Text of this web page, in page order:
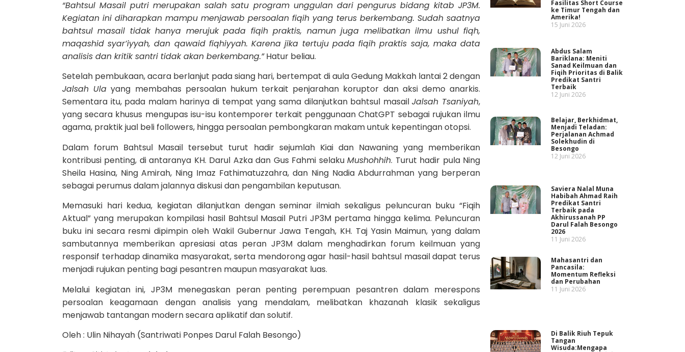
“Bahtsul Masail putri merupakan salah satu program unggulan dari pengurus bidang kitab JP3M.
Kegiatan ini diharapkan mampu menjawab persoalan fiqih yang terus berkembang. Sudah saatnya
bahtsul masail tidak hanya merujuk pada fiqih praktis, namun juga melibatkan ilmu ushul fiqh,
maqashid syar’iyyah, dan qawaid fiqhiyyah. Karena jika tertuju pada fiqih praktis saja, maka data
analisis dan kritik santri tidak akan berkembang.”Hatur beliau.
Setelah pembukaan, acara berlanjut pada siang hari, bertempat di aula Gedung Makkah lantai 2 dengan
Jalsah Ula yang membahas persoalan hukum terkait penjarahan koruptor dan aksi demo anarkis.
Sementara itu, pada malam harinya di tempat yang sama dilanjutkan bahtsul masailJalsah Tsaniyah,
yang secara khusus mengupas isu-isu kontemporer terkait penggunaan ChatGPT sebagai rujukan ilmu
agama, praktik jual beli followers, hingga persoalan pembongkaran makam untuk kepentingan otopsi.
Dalam forum Bahtsul Masail tersebut turut hadir sejumlah Kiai dan Nawaning yang memberikan
kontribusi penting, di antaranya KH. Darul Azka dan Gus Fahmi selakuMushohhih. Turut hadir pula Ning
Sheila Hasina, Ning Amirah, Ning Imaz Fathimatuzzahra, dan Ning Nadia Abdurrahman yang berperan
sebagai perumus dalam jalannya diskusi dan pengambilan keputusan.
Memasuki hari kedua, kegiatan dilanjutkan dengan seminar ilmiah sekaligus peluncuran buku “Fiqih
Aktual” yang merupakan kompilasi hasil Bahtsul Masail Putri JP3M pertama hingga kelima. Peluncuran
buku ini secara resmi dipimpin oleh Wakil Gubernur Jawa Tengah, KH. Taj Yasin Maimun, yang dalam
sambutannya memberikan apresiasi atas peran JP3M dalam menghadirkan forum keilmuan yang
responsif terhadap dinamika masyarakat, serta mendorong agar hasil-hasil bahtsul masail dapat terus
menjadi rujukan penting bagi pesantren maupun masyarakat luas.
Melalui kegiatan ini, JP3M menegaskan peran penting perempuan pesantren dalam merespons
persoalan keagamaan dengan analisis yang mendalam, melibatkan khazanah klasik sekaligus
menjawab tantangan modern secara aplikatif dan solutif.
Oleh : Ulin Nihayah (Santriwati Ponpes Darul Falah Besongo)
Fasilitas Short Course
ke Timur Tengah dan
Amerika!
15 Juni 2026
Abdus Salam
Bariklana: Meniti
Sanad Keilmuan dan
Fiqih Prioritas di Balik
Predikat Santri
Terbaik
12 Juni 2026
Belajar, Berkhidmat,
Menjadi Teladan:
Perjalanan Achmad
Solekhudin di
Besongo
12 Juni 2026
Saviera Nalal Muna
Habibah Ahmad Raih
Predikat Santri
Terbaik pada
Akhirussanah PP
Darul Falah Besongo
2026
11 Juni 2026
Mahasantri dan
Pancasila:
Momentum Refleksi
dan Perubahan
11 Juni 2026
Di Balik Riuh Tepuk
Tangan
Wisuda:Mengapa